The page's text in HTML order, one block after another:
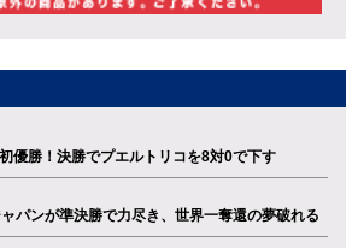
優勝！決勝でプエルトリコを8対0で下す
パンが準決勝で力尽き、世界一奪還の夢破れる